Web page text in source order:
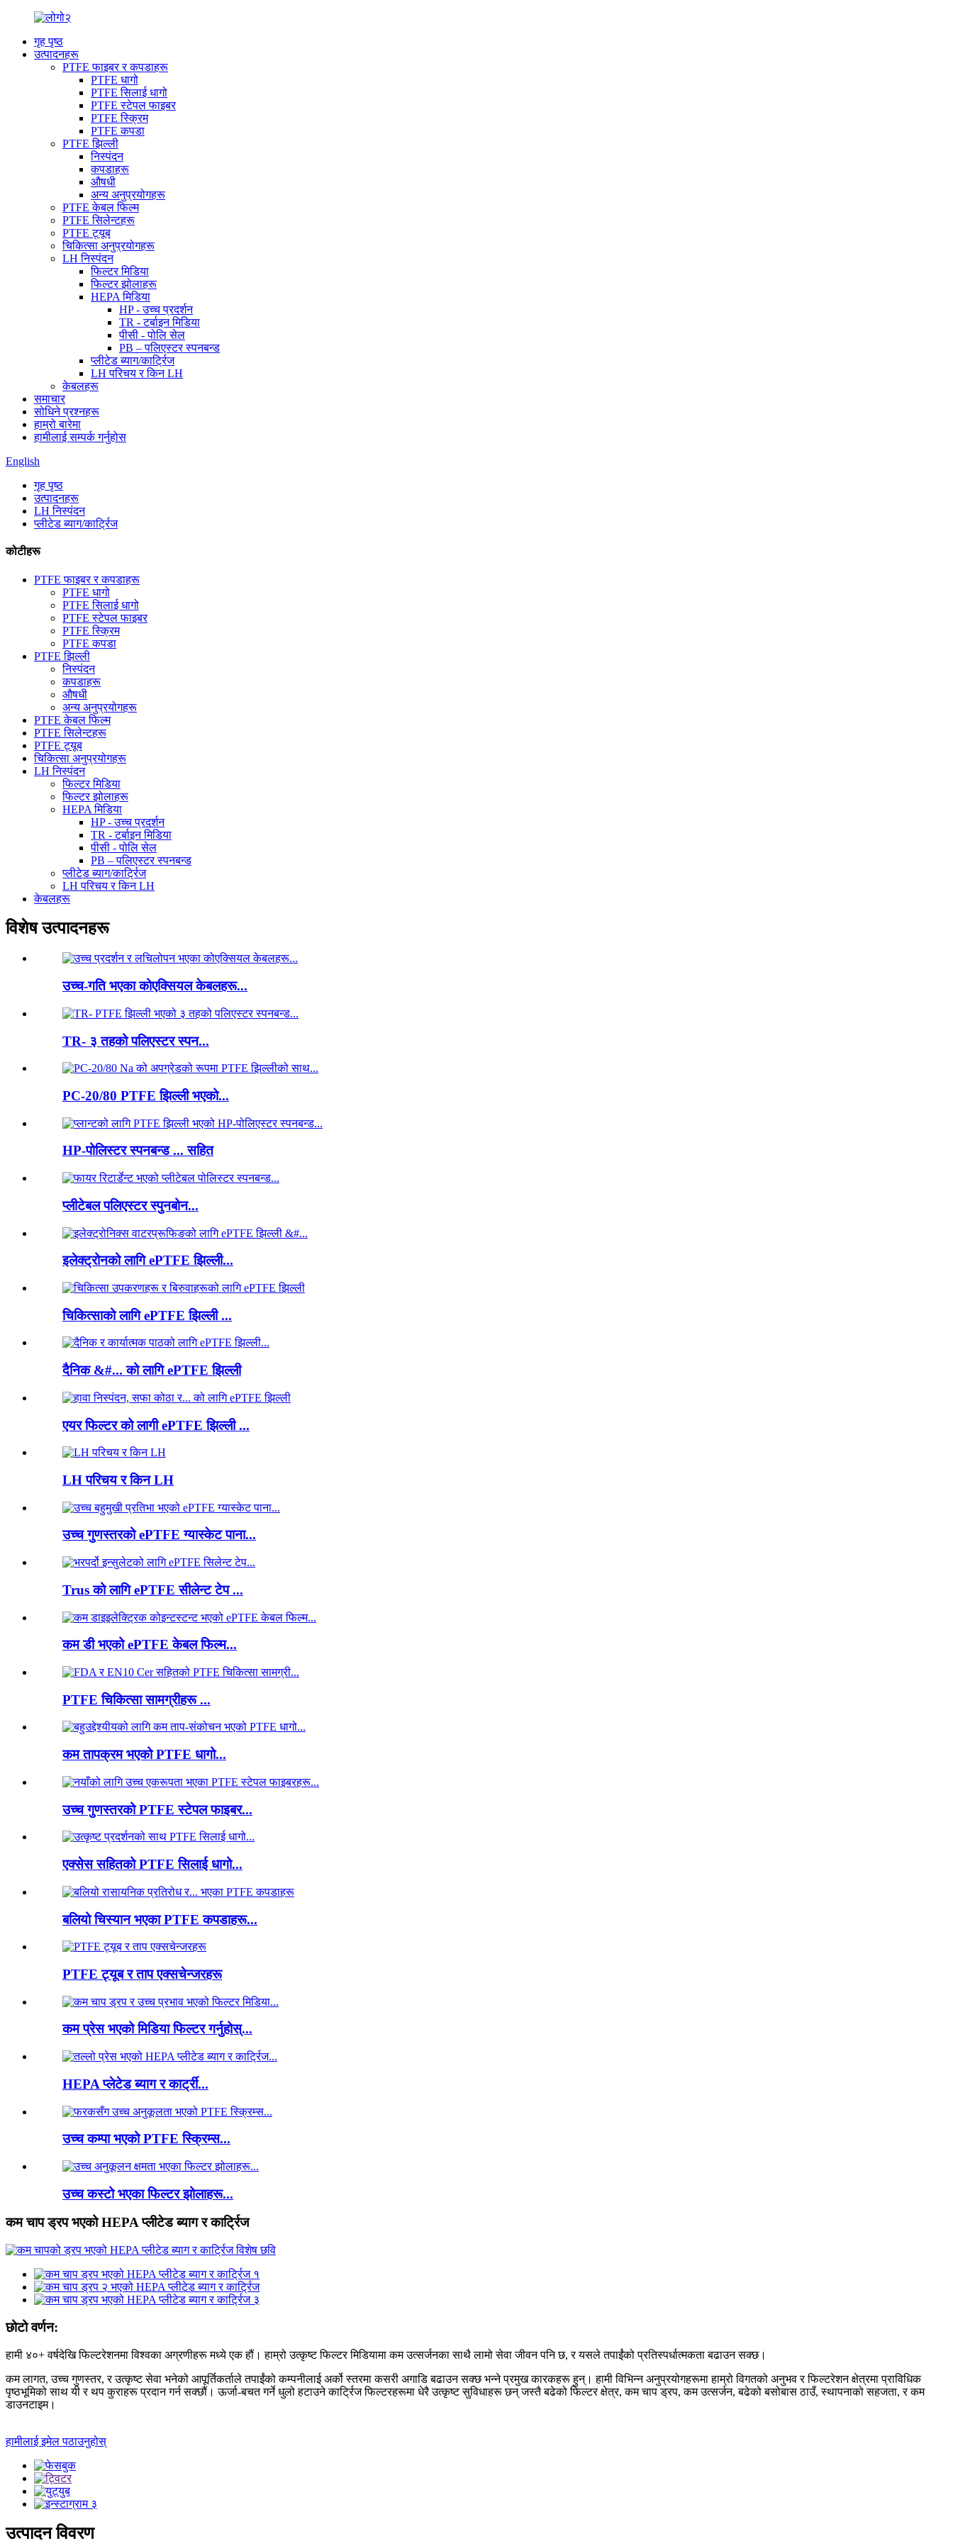
गृह पृष्ठ
उत्पादनहरू
PTFE फाइबर र कपडाहरू
PTFE धागो
PTFE सिलाई धागो
PTFE स्टेपल फाइबर
PTFE स्क्रिम
PTFE कपडा
PTFE झिल्ली
निस्पंदन
कपडाहरू
औषधी
अन्य अनुप्रयोगहरू
PTFE केबल फिल्म
PTFE सिलेन्टहरू
PTFE ट्यूब
चिकित्सा अनुप्रयोगहरू
LH निस्पंदन
फिल्टर मिडिया
फिल्टर झोलाहरू
HEPA मिडिया
HP - उच्च प्रदर्शन
TR - टर्बाइन मिडिया
पीसी - पोलि सेल
PB – पलिएस्टर स्पनबन्ड
प्लीटेड ब्याग/कार्ट्रिज
LH परिचय र किन LH
केबलहरू
समाचार
सोधिने प्रश्नहरू
हाम्रो बारेमा
हामीलाई सम्पर्क गर्नुहोस
English
गृह पृष्ठ
उत्पादनहरू
LH निस्पंदन
प्लीटेड ब्याग/कार्ट्रिज
कोटीहरू
PTFE फाइबर र कपडाहरू
PTFE धागो
PTFE सिलाई धागो
PTFE स्टेपल फाइबर
PTFE स्क्रिम
PTFE कपडा
PTFE झिल्ली
निस्पंदन
कपडाहरू
औषधी
अन्य अनुप्रयोगहरू
PTFE केबल फिल्म
PTFE सिलेन्टहरू
PTFE ट्यूब
चिकित्सा अनुप्रयोगहरू
LH निस्पंदन
फिल्टर मिडिया
फिल्टर झोलाहरू
HEPA मिडिया
HP - उच्च प्रदर्शन
TR - टर्बाइन मिडिया
पीसी - पोलि सेल
PB – पलिएस्टर स्पनबन्ड
प्लीटेड ब्याग/कार्ट्रिज
LH परिचय र किन LH
केबलहरू
विशेष उत्पादनहरू
उच्च-गति भएका कोएक्सियल केबलहरू...
TR- ३ तहको पलिएस्टर स्पन...
PC-20/80 PTFE झिल्ली भएको...
HP-पोलिस्टर स्पनबन्ड ... सहित
प्लीटेबल पलिएस्टर स्पुनबोन...
इलेक्ट्रोनको लागि ePTFE झिल्ली...
चिकित्साको लागि ePTFE झिल्ली ...
दैनिक &#... को लागि ePTFE झिल्ली
एयर फिल्टर को लागी ePTFE झिल्ली ...
LH परिचय र किन LH
उच्च गुणस्तरको ePTFE ग्यास्केट पाना...
Trus को लागि ePTFE सीलेन्ट टेप ...
कम डी भएको ePTFE केबल फिल्म...
PTFE चिकित्सा सामग्रीहरू ...
कम तापक्रम भएको PTFE धागो...
उच्च गुणस्तरको PTFE स्टेपल फाइबर...
एक्सेस सहितको PTFE सिलाई धागो...
बलियो चिस्यान भएका PTFE कपडाहरू...
PTFE ट्यूब र ताप एक्सचेन्जरहरू
कम प्रेस भएको मिडिया फिल्टर गर्नुहोस्...
HEPA प्लेटेड ब्याग र कार्ट्री...
उच्च कम्पा भएको PTFE स्क्रिम्स...
उच्च कस्टो भएका फिल्टर झोलाहरू...
कम चाप ड्रप भएको HEPA प्लीटेड ब्याग र कार्ट्रिज
छोटो वर्णन:
हामी ४०+ वर्षदेखि फिल्टरेशनमा विश्वका अग्रणीहरू मध्ये एक हौं। हाम्रो उत्कृष्ट फिल्टर मिडियामा कम उत्सर्जनका साथै लामो सेवा जीवन पनि छ, र यसले तपाईंको प्रतिस्पर्धात्मकता बढाउन सक्छ।
कम लागत, उच्च गुणस्तर, र उत्कृष्ट सेवा भनेको आपूर्तिकर्ताले तपाईंको कम्पनीलाई अर्को स्तरमा कसरी अगाडि बढाउन सक्छ भन्ने प्रमुख कारकहरू हुन्। हामी विभिन्न अनुप्रयोगहरूमा हाम्रो विगतको अनुभव र फिल्टरेशन क्षेत्रमा प्राविधिक
पृष्ठभूमिको साथ यी र थप कुराहरू प्रदान गर्न सक्छौं। ऊर्जा-बचत गर्ने धुलो हटाउने कार्ट्रिज फिल्टरहरूमा धेरै उत्कृष्ट सुविधाहरू छन् जस्तै बढेको फिल्टर क्षेत्र, कम चाप ड्रप, कम उत्सर्जन, बढेको बसोबास ठाउँ, स्थापनाको सहजता, र कम
डाउनटाइम।
हामीलाई इमेल पठाउनुहोस्
उत्पादन विवरण